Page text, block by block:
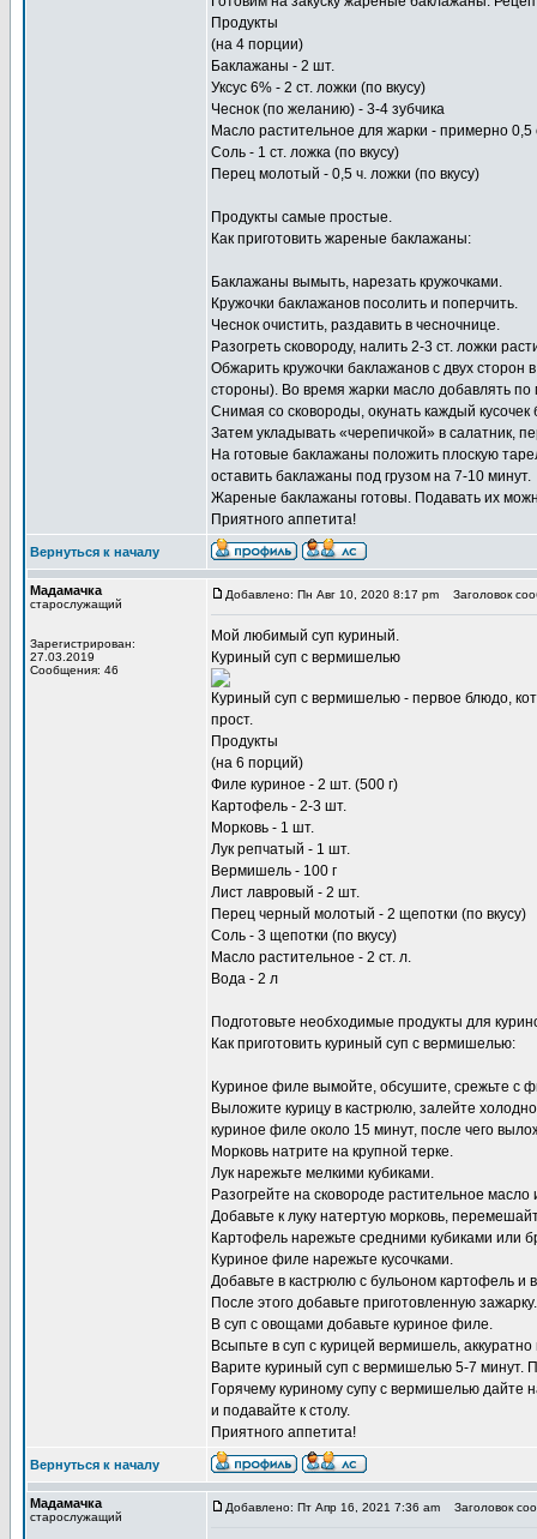
Продукты
(на 4 порции)
Баклажаны - 2 шт.
Уксус 6% - 2 ст. ложки (по вкусу)
Чеснок (по желанию) - 3-4 зубчика
Масло растительное для жарки - примерно 0,5
Соль - 1 ст. ложка (по вкусу)
Перец молотый - 0,5 ч. ложки (по вкусу)
Продукты самые простые.
Как приготовить жареные баклажаны:
Баклажаны вымыть, нарезать кружочками.
Кружочки баклажанов посолить и поперчить.
Чеснок очистить, раздавить в чесночнице.
Разогреть сковороду, налить 2-3 ст. ложки
Обжарить кружочки баклажанов с двух сторон
стороны). Во время жарки масло добавлять
Снимая со сковороды, окунать каждый кусочек
Затем укладывать «черепичкой» в салатник,
На готовые баклажаны положить плоскую
оставить баклажаны под грузом на 7-10 минут.
Жареные баклажаны готовы. Подавать их
Приятного аппетита!
Вернуться к началу
Мадамачка
старослужащий
Зарегистрирован:
27.03.2019
Сообщения: 46
Добавлено: Пн Авг 10, 2020 8:17 pm Заголовок
Мой любимый суп куриный.
Куриный суп с вермишелью
Куриный суп с вермишелью - первое блюдо,
прост.
Продукты
(на 6 порций)
Филе куриное - 2 шт. (500 г)
Картофель - 2-3 шт.
Морковь - 1 шт.
Лук репчатый - 1 шт.
Вермишель - 100 г
Лист лавровый - 2 шт.
Перец черный молотый - 2 щепотки (по вкусу)
Соль - 3 щепотки (по вкусу)
Масло растительное - 2 ст. л.
Вода - 2 л
Подготовьте необходимые продукты для
Как приготовить куриный суп с вермишелью:
Куриное филе вымойте, обсушите, срежьте с
Выложите курицу в кастрюлю, залейте
куриное филе около 15 минут, после чего
Морковь натрите на крупной терке.
Лук нарежьте мелкими кубиками.
Разогрейте на сковороде растительное
Добавьте к луку натертую морковь,
Картофель нарежьте средними кубиками или
Куриное филе нарежьте кусочками.
Добавьте в кастрюлю с бульоном картофель и
После этого добавьте приготовленную зажарку.
В суп с овощами добавьте куриное филе.
Всыпьте в суп с курицей вермишель,
Варите куриный суп с вермишелью 5-7 минут.
Горячему куриному супу с вермишелью дайте
и подавайте к столу.
Приятного аппетита!
Вернуться к началу
Мадамачка
старослужащий
Добавлено: Пт Апр 16, 2021 7:36 am Заголовок